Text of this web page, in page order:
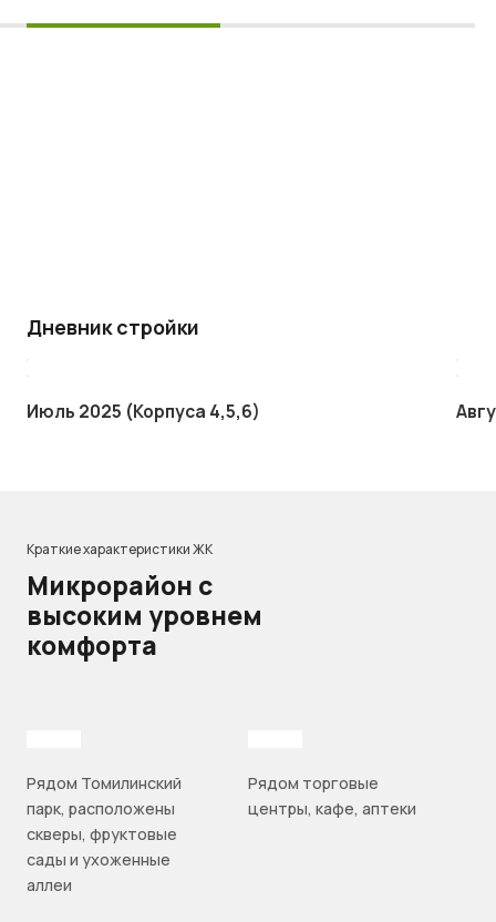
Дневник стройки
Июль 2025 (Корпуса 4,5,6)
Краткие характеристики ЖК
Микрорайон с
высоким уровнем
комфорта
Рядом Томилинский
парк, расположены
скверы, фруктовые
сады и ухоженные
аллеи
Рядом торговые
центры, кафе, аптеки